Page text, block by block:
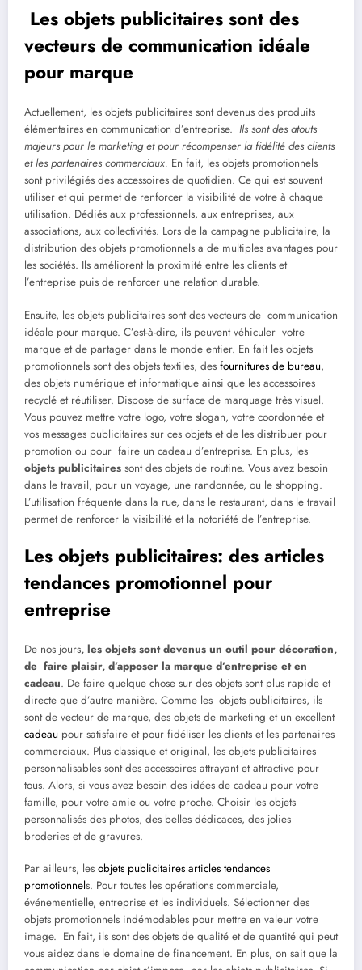
Les objets publicitaires sont des
vecteurs de communication idéale
pour marque
Actuellement, les objets publicitaires sont devenus des produits
élémentaires en communication d’entreprise. Ils sont des atouts
majeurs pour le marketing et pour récompenser la fidélité des clients
et les partenaires commerciaux. En fait, les objets promotionnels
sont privilégiés des accessoires de quotidien. Ce qui est souvent
utiliser et qui permet de renforcer la visibilité de votre à chaque
utilisation. Dédiés aux professionnels, aux entreprises, aux
associations, aux collectivités. Lors de la campagne publicitaire, la
distribution des objets promotionnels a de multiples avantages pour
les sociétés. Ils améliorent la proximité entre les clients et
l’entreprise puis de renforcer une relation durable.
Ensuite, les objets publicitaires sont des vecteurs de communication
idéale pour marque. C’est-à-dire, ils peuvent véhiculer votre
marque et de partager dans le monde entier. En fait les objets
promotionnels sont des objets textiles, des fournitures de bureau,
des objets numérique et informatique ainsi que les accessoires
recyclé et réutiliser. Dispose de surface de marquage très visuel.
Vous pouvez mettre votre logo, votre slogan, votre coordonnée et
vos messages publicitaires sur ces objets et de les distribuer pour
promotion ou pour faire un cadeau d’entreprise. En plus, les
objets publicitaires sont des objets de routine. Vous avez besoin
dans le travail, pour un voyage, une randonnée, ou le shopping.
L’utilisation fréquente dans la rue, dans le restaurant, dans le travail
permet de renforcer la visibilité et la notoriété de l’entreprise.
Les objets publicitaires: des articles
tendances promotionnel pour
entreprise
De nos jours, les objets sont devenus un outil pour décoration,
de faire plaisir, d’apposer la marque d’entreprise et en
cadeau. De faire quelque chose sur des objets sont plus rapide et
directe que d’autre manière. Comme les objets publicitaires, ils
sont de vecteur de marque, des objets de marketing et un excellent
cadeau pour satisfaire et pour fidéliser les clients et les partenaires
commerciaux. Plus classique et original, les objets publicitaires
personnalisables sont des accessoires attrayant et attractive pour
tous. Alors, si vous avez besoin des idées de cadeau pour votre
famille, pour votre amie ou votre proche. Choisir les objets
personnalisés des photos, des belles dédicaces, des jolies
broderies et de gravures.
Par ailleurs, les objets publicitaires articles tendances
promotionnels. Pour toutes les opérations commerciale,
événementielle, entreprise et les individuels. Sélectionner des
objets promotionnels indémodables pour mettre en valeur votre
image. En fait, ils sont des objets de qualité et de quantité qui peut
vous aidez dans le domaine de financement. En plus, on sait que la